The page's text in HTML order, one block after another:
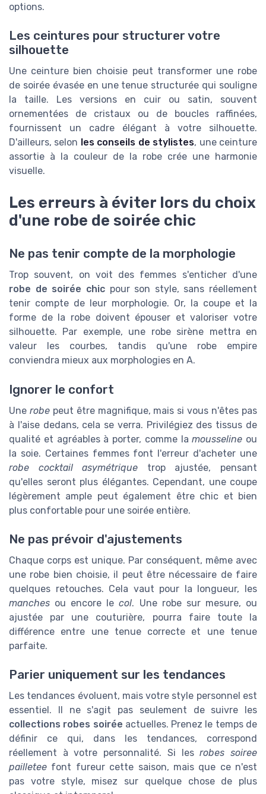
options.
Les ceintures pour structurer votre
silhouette
Une ceinture bien choisie peut transformer une robe
de soirée évasée en une tenue structurée qui souligne
la taille. Les versions en cuir ou satin, souvent
ornementées de cristaux ou de boucles raffinées,
fournissent un cadre élégant à votre silhouette.
D'ailleurs, selon les conseils de stylistes, une ceinture
assortie à la couleur de la robe crée une harmonie
visuelle.
Les erreurs à éviter lors du choix
d'une robe de soirée chic
Ne pas tenir compte de la morphologie
Trop souvent, on voit des femmes s'enticher d'une
robe de soirée chicpour son style, sans réellement
tenir compte de leur morphologie. Or, la coupe et la
forme de la robe doivent épouser et valoriser votre
silhouette. Par exemple, une robe sirène mettra en
valeur les courbes, tandis qu'une robe empire
conviendra mieux aux morphologies en A.
Ignorer le confort
Une robepeut être magnifique, mais si vous n'êtes pas
à l'aise dedans, cela se verra. Privilégiez des tissus de
qualité et agréables à porter, comme lamousseline ou
la soie. Certaines femmes font l'erreur d'acheter une
robe cocktail asymétrique trop ajustée, pensant
qu'elles seront plus élégantes. Cependant, une coupe
légèrement ample peut également être chic et bien
plus confortable pour une soirée entière.
Ne pas prévoir d'ajustements
Chaque corps est unique. Par conséquent, même avec
une robe bien choisie, il peut être nécessaire de faire
quelques retouches. Cela vaut pour la longueur, les
manches ou encore lecol. Une robe sur mesure, ou
ajustée par une couturière, pourra faire toute la
différence entre une tenue correcte et une tenue
parfaite.
Parier uniquement sur les tendances
Les tendances évoluent, mais votre style personnel est
essentiel. Il ne s'agit pas seulement de suivre les
collections robes soirée actuelles. Prenez le temps de
définir ce qui, dans les tendances, correspond
réellement à votre personnalité. Si lesrobes soiree
pailletee font fureur cette saison, mais que ce n'est
pas votre style, misez sur quelque chose de plus